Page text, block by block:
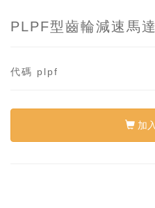
PLPF型齒輪減速馬達
代碼 plpf
加